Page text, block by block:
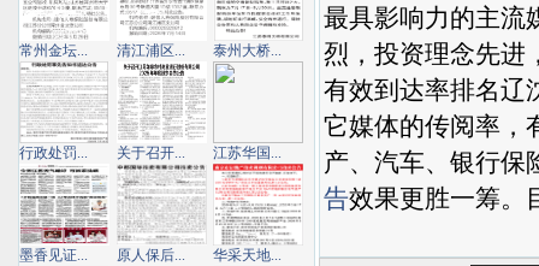
最具影响力的主流
烈，投资理念先进
有效到达率排名辽
它媒体的传阅率，
产、汽车、银行保
告效果更胜一筹。
常州金坛... 清江浦区... 泰州大桥...
行政处罚... 关于召开... 江苏华国...
墨香见证... 原人保后... 华采天地...